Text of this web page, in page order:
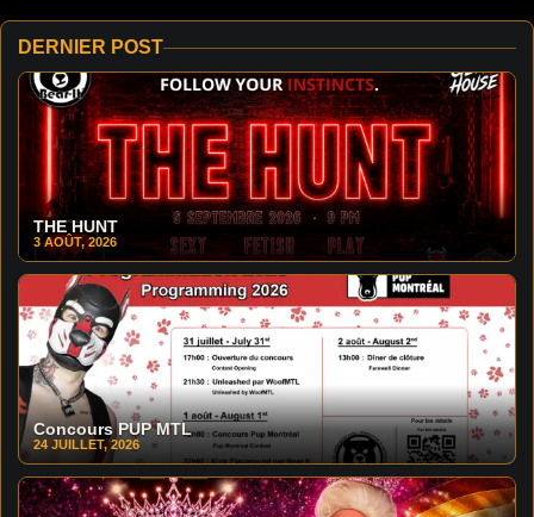
DERNIER POST
THE HUNT
3 AOÛT, 2026
Concours PUP MTL
24 JUILLET, 2026